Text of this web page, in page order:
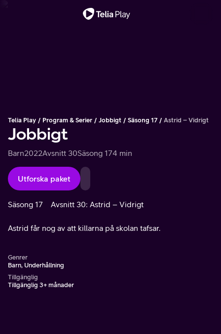
Telia Play Program & Serier Jobbigt Säsong 17 Astrid – Vidrigt
Jobbigt
Barn2022Avsnitt 30Säsong 174 min
Utforska paket
Säsong 17 Avsnitt 30: Astrid – Vidrigt
Astrid får nog av att killarna på skolan tafsar.
Genrer
Barn, Underhållning
Tillgänglig
Tillgänglig 3+ månader